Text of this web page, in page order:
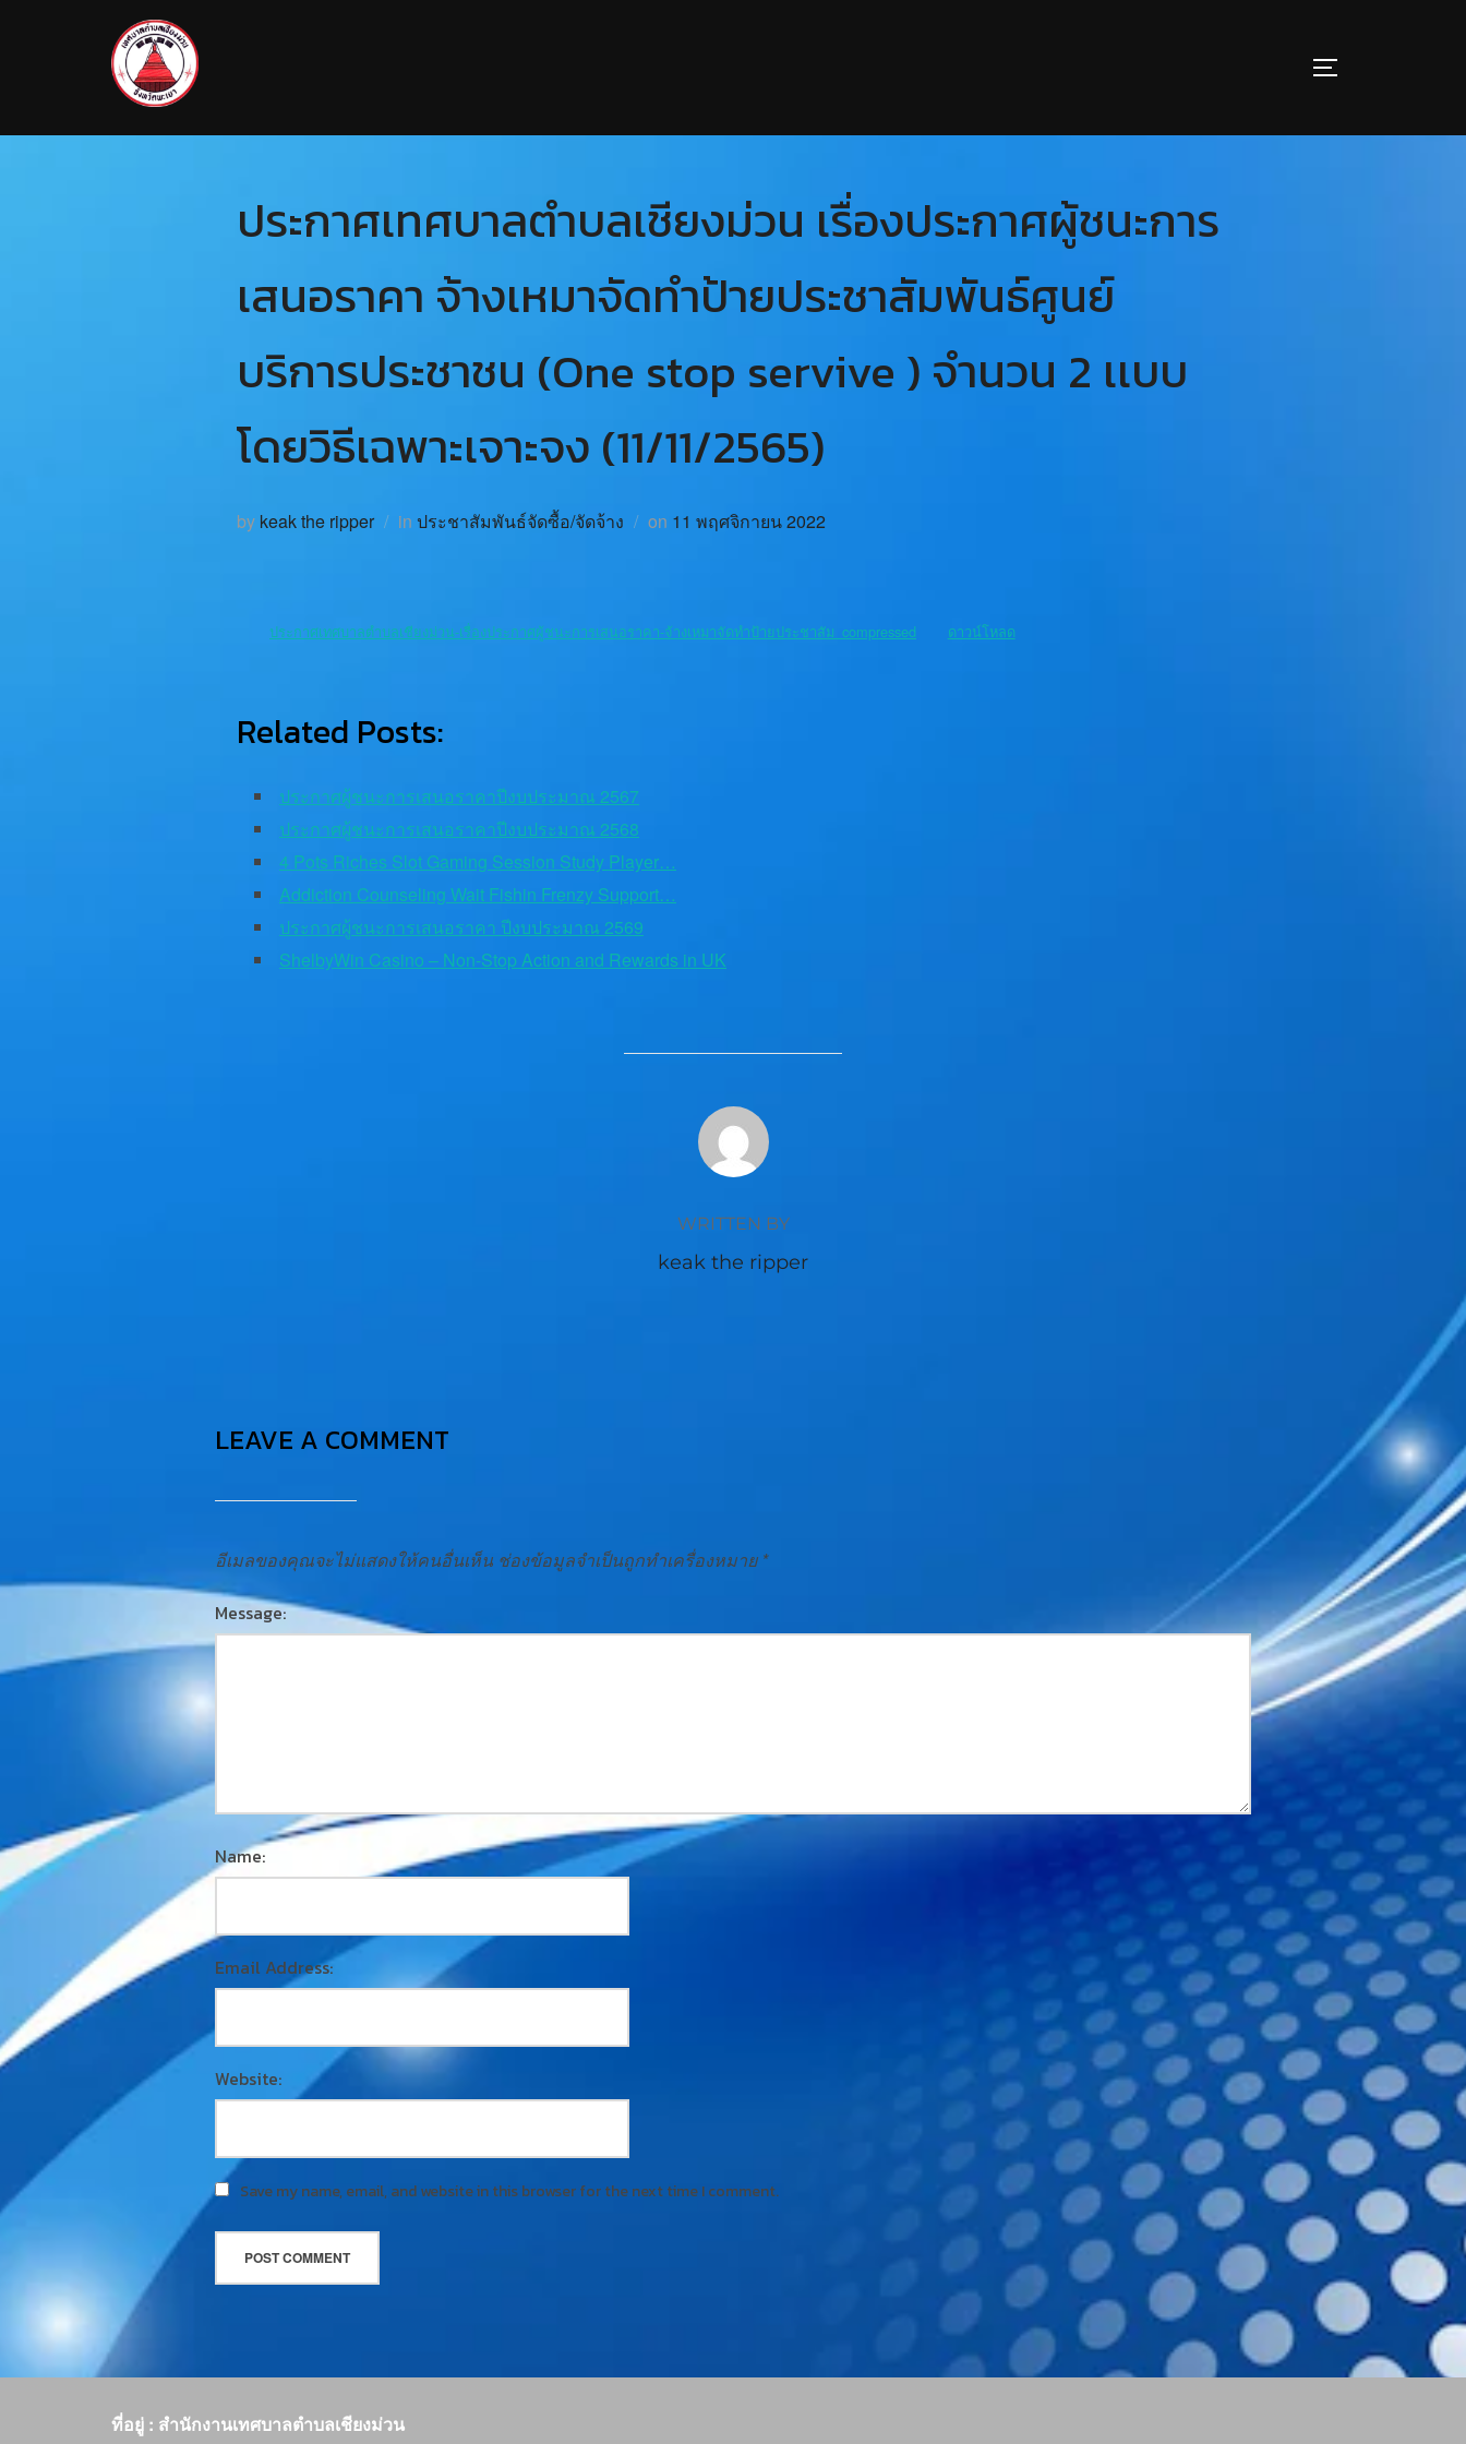
ประกาศเทศบาลตำบลเชียงม่วน เรื่องประกาศผู้ชนะการ
เสนอราคา จ้างเหมาจัดทำป้ายประชาสัมพันธ์ศูนย์
บริการประชาชน (One stop servive ) จำนวน 2 เเบบ
โดยวิธีเฉพาะเจาะจง (11/11/2565)
by keak the ripper in ประชาสัมพันธ์จัดซื้อ/จัดจ้าง on 11 พฤศจิกายน 2022
ประกาศเทศบาลตำบลเชียงม่วน-เรื่องประกาศผู้ชนะการเสนอราคา-จ้างเหมาจัดทำป้ายประชาสัม_compressed ดาวน์โหลด
Related Posts:
ประกาศผู้ชนะการเสนอราคาปีงบประมาณ 2567
ประกาศผู้ชนะการเสนอราคาปีงบประมาณ 2568
4 Pots Riches Slot Gaming Session Study Player…
Addiction Counseling Wait Fishin Frenzy Support…
ประกาศผู้ชนะการเสนอราคา ปีงบประมาณ 2569
ShelbyWin Casino – Non-Stop Action and Rewards in UK
POST AUTHOR
WRITTEN BY
keak the ripper
LEAVE A COMMENT
อีเมลของคุณจะไม่แสดงให้คนอื่นเห็น ช่องข้อมูลจำเป็นถูกทำเครื่องหมาย *
Message:
Name:
Email Address:
Website:
Save my name, email, and website in this browser for the next time I comment.
ที่อยู่ : สำนักงานเทศบาลตำบลเชียงม่วน